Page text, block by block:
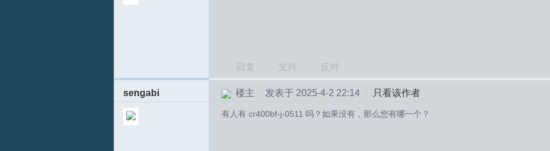
回复 支持 反对
sengabi 楼主 发表于 2025-4-2 22:14 只看该作者
有人有 cr400bf-j-0511 吗？如果没有，那么您有哪一个？